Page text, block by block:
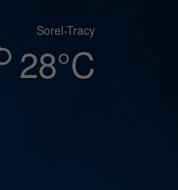
Sorel-Tracy
28°C